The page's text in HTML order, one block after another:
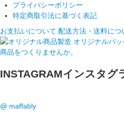
プライバシーポリシー
特定商取引法に基づく表記
お支払いについて 配送方法・送料につ
INSTAGRAMインスタグ
@ maffably